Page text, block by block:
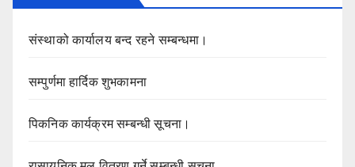
संस्थाको कार्यालय बन्द रहने सम्बन्धमा।
सम्पुर्णमा हार्दिक शुभकामना
पिकनिक कार्यक्रम सम्बन्धी सूचना।